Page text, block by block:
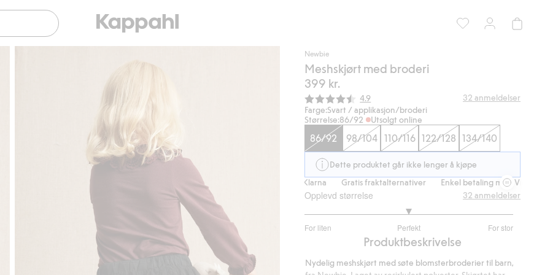
Newbie
Meshskjørt med broderi
399 kr.
Gjennomsnittskarakter:
4.9 32 anmeldelser
Farge:Svart / applikasjon/broderi
Størrelse:86/92 Utsolgt online
86/92 98/104 110/116 122/128 134/140
Dette produktet går ikke lenger å kjøpe
Gratis fraktalternativer
Enkel betaling med Vipps & Klarna Gratis fraktalternativer Enkel betaling med Vipps & Klarna
Opplevd størrelse
For liten Perfekt For stor
av
22
32 anmeldelser
Produktbeskrivelse
Nydelig meshskjørt med søte blomsterbroderier til barn,